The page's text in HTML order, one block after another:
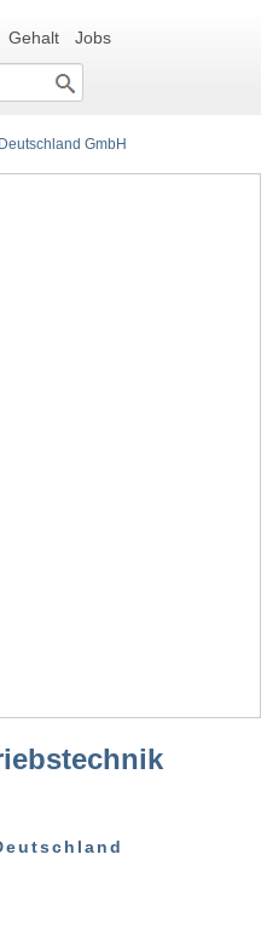
Gehalt Jobs
GmbH